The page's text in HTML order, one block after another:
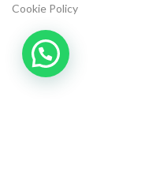
Cookie Policy